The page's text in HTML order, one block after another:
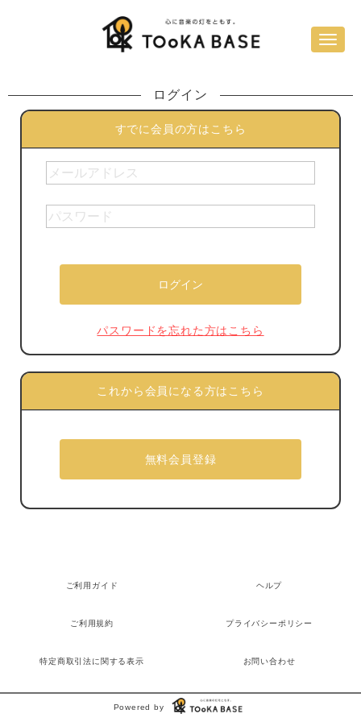
ログイン
すでに会員の方はこちら
パスワードを忘れた方はこちら
これから会員になる方はこちら
ご利用ガイド ヘルプ
ご利用規約 プライバシーポリシー
特定商取引法に関する表示 お問い合わせ
Powered by